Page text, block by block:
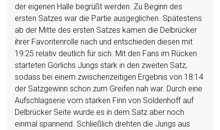
der eigenen Halle begrüßt werden. Zu Beginn des
ersten Satzes war die Partie ausgeglichen. Spätestens
ab der Mitte des ersten Satzes kamen die Delbrücker
ihrer Favoritenrolle nach und entschieden diesen mit
19:25 relativ deutlich für sich. Mit den Fans im Rücken
starteten Görlichs Jungs stark in den zweiten Satz,
sodass bei einem zwischenzeitigen Ergebnis von 18:14
der Satzgewinn schon zum Greifen nah war. Durch eine
Aufschlagserie vom starken Finn von Soldenhoff auf
Delbrücker Seite wurde es in dem Satz aber noch
einmal spannend. Schließlich drehten die Jungs aus